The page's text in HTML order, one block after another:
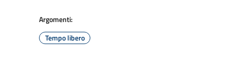
Argomenti:
Tempo libero